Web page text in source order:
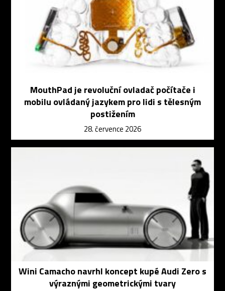
MouthPad je revoluční ovladač počítače i
mobilu ovládaný jazykem pro lidi s tělesným
postižením
28. července 2026
Wini Camacho navrhl koncept kupé Audi Zero s
výraznými geometrickými tvary